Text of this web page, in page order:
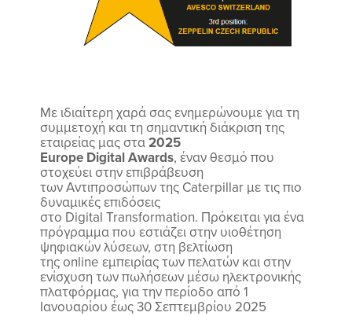
Με ιδιαίτερη χαρά σας ενημερώνουμε για τη
συμμετοχή και τη σημαντική διάκριση της
εταιρείας μας στα2025
Europe Digital Awards, έναν θεσμό που
στοχεύει στην επιβράβευση
των Αντιπροσώπων της Caterpillar με τις πιο
δυναμικές επιδόσεις
στο Digital Transformation. Πρόκειται για ένα
πρόγραμμα που εστιάζει στην υιοθέτηση
ψηφιακών λύσεων, στη βελτίωση
της online εμπειρίας των πελατών και στην
ενίσχυση των πωλήσεων μέσω ηλεκτρονικής
πλατφόρμας, για την περίοδο από 1
Ιανουαρίου έως 30 Σεπτεμβρίου 2025